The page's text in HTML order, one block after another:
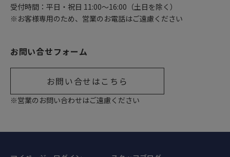
受付時間：平日・祝日 11:00〜16:00（土日を除く）
※お客様専用のため、営業のお電話はご遠慮ください
お問い合せフォーム
お問い合せはこちら
※営業のお問い合わせはご遠慮ください